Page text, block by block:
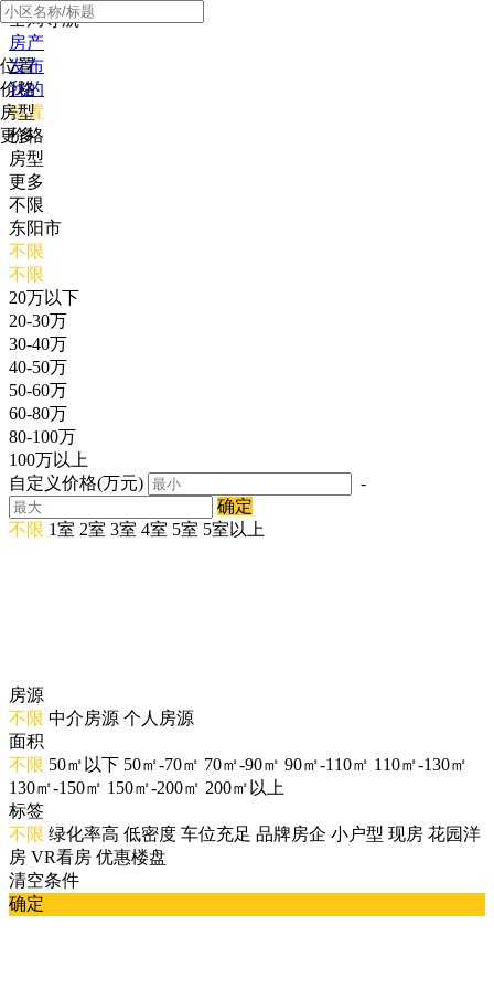
全局导航
房产
发布
我的
位置
价格
房型
更多
位置
价格
房型
更多
不限
东阳市
不限
不限
20万以下
20-30万
30-40万
40-50万
50-60万
60-80万
80-100万
100万以上
自定义价格(万元)
-
确定
不限 1室 2室 3室 4室 5室 5室以上
房源
不限 中介房源 个人房源
面积
不限 50㎡以下 50㎡-70㎡ 70㎡-90㎡ 90㎡-110㎡ 110㎡-130㎡
130㎡-150㎡ 150㎡-200㎡ 200㎡以上
标签
不限 绿化率高 低密度 车位充足 品牌房企 小户型 现房 花园洋
房 VR看房 优惠楼盘
清空条件
确定